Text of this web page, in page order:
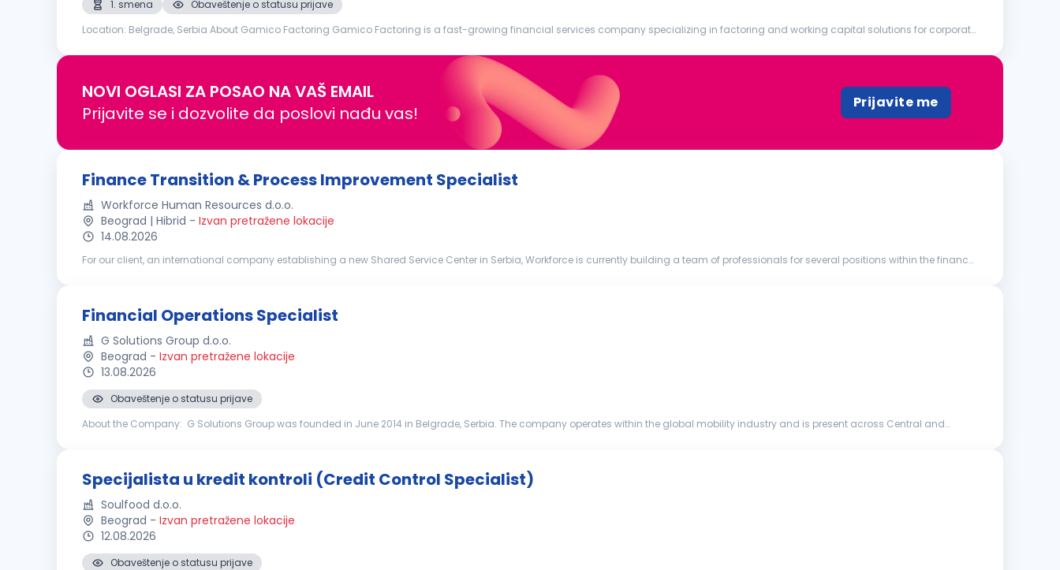
1. smena
Obaveštenje o statusu prijave
Location: Belgrade, Serbia About Gamico Factoring Gamico Factoring is a fast-growing financial services company specializing in factoring and working capital solutions for corporate
NOVI OGLASI ZA POSAO NA VAŠ EMAIL
Prijavite se i dozvolite da poslovi nađu vas!
Prijavite me
Finance Transition & Process Improvement Specialist
Workforce Human Resources d.o.o.
Beograd | Hibrid - Izvan pretražene lokacije
14.08.2026
For our client, an international company establishing a new Shared Service Center in Serbia, Workforce is currently building a team of professionals for several positions within the finance
Financial Operations Specialist
G Solutions Group d.o.o.
Beograd - Izvan pretražene lokacije
13.08.2026
Obaveštenje o statusu prijave
About the Company: G Solutions Group was founded in June 2014 in Belgrade, Serbia. The company operates within the global mobility industry and is present across Central and
Specijalista u kredit kontroli (Credit Control Specialist)
Soulfood d.o.o.
Beograd - Izvan pretražene lokacije
12.08.2026
Obaveštenje o statusu prijave